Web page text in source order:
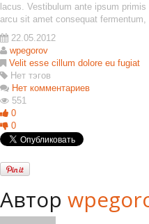
lacus. Vestibulum ante ipsum
arcu sit amet consequat
22.05.2012
wpegorov
Velit esse cillum dolore eu fugiat
Нет тэгов
Нет комментариев
551
0
0
Автор